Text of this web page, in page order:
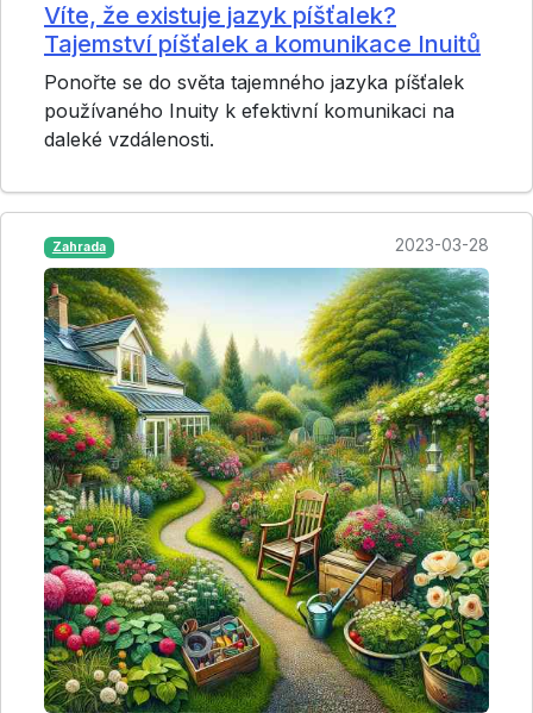
Víte, že existuje jazyk píšťalek?
Tajemství píšťalek a komunikace Inuitů
Ponořte se do světa tajemného jazyka píšťalek
používaného Inuity k efektivní komunikaci na
daleké vzdálenosti.
Zahrada 2023-03-28